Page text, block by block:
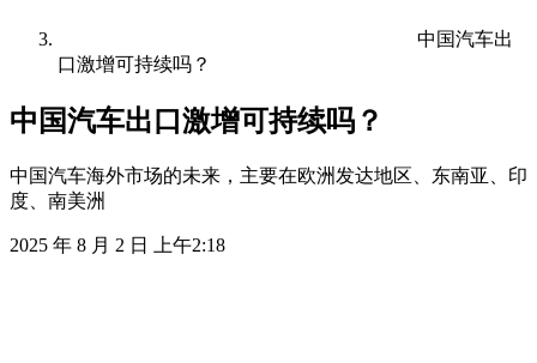
中国汽车出
口激增可持续吗？
中国汽车出口激增可持续吗？
中国汽车海外市场的未来，主要在欧洲发达地区、东南亚、印
度、南美洲
2025 年 8 月 2 日 上午2:18